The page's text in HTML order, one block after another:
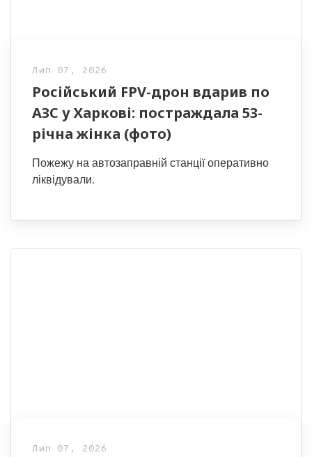
Лип 07, 2026
Російський FPV-дрон вдарив по
АЗС у Харкові: постраждала 53-
річна жінка (фото)
Пожежу на автозаправній станції оперативно
ліквідували.
Лип 07, 2026